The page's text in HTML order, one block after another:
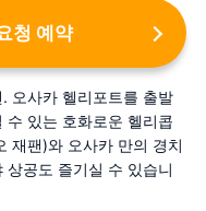
청 예약
오사카 헬리포트를 출발
수 있는 호화로운 헬리콥
재팬)와 오사카 만의 경치
공도 즐기실 수 있습니